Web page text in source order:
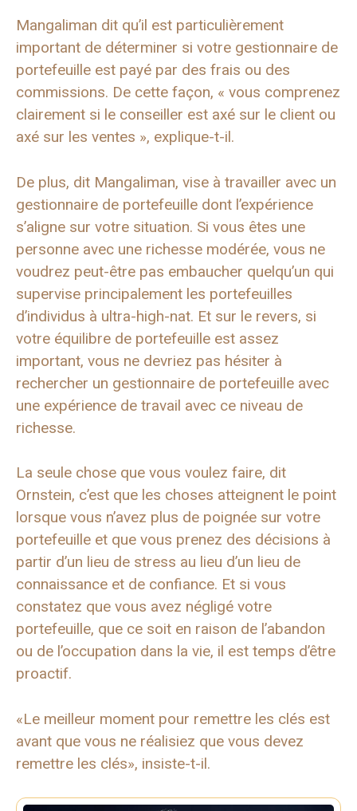
Mangaliman dit qu’il est particulièrement
important de déterminer si votre gestionnaire de
portefeuille est payé par des frais ou des
commissions. De cette façon, « vous comprenez
clairement si le conseiller est axé sur le client ou
axé sur les ventes », explique-t-il.
De plus, dit Mangaliman, vise à travailler avec un
gestionnaire de portefeuille dont l’expérience
s’aligne sur votre situation. Si vous êtes une
personne avec une richesse modérée, vous ne
voudrez peut-être pas embaucher quelqu’un qui
supervise principalement les portefeuilles
d’individus à ultra-high-nat. Et sur le revers, si
votre équilibre de portefeuille est assez
important, vous ne devriez pas hésiter à
rechercher un gestionnaire de portefeuille avec
une expérience de travail avec ce niveau de
richesse.
La seule chose que vous voulez faire, dit
Ornstein, c’est que les choses atteignent le point
lorsque vous n’avez plus de poignée sur votre
portefeuille et que vous prenez des décisions à
partir d’un lieu de stress au lieu d’un lieu de
connaissance et de confiance. Et si vous
constatez que vous avez négligé votre
portefeuille, que ce soit en raison de l’abandon
ou de l’occupation dans la vie, il est temps d’être
proactif.
«Le meilleur moment pour remettre les clés est
avant que vous ne réalisiez que vous devez
remettre les clés», insiste-t-il.